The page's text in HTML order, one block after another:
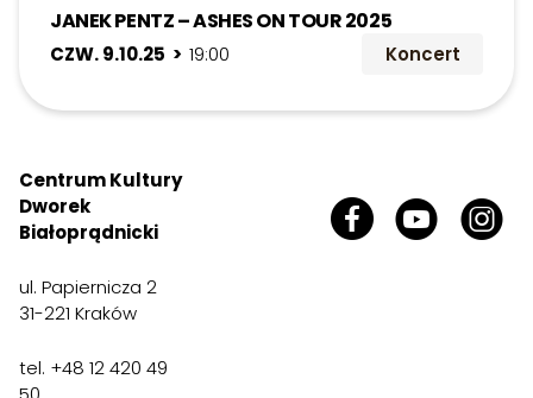
JANEK PENTZ – ASHES ON TOUR 2025
CZW. 9.10.25 > 19:00 Koncert
Centrum Kultury
Dworek
Białoprądnicki
ul. Papiernicza 2
31-221 Kraków
tel. +48 12 420 49